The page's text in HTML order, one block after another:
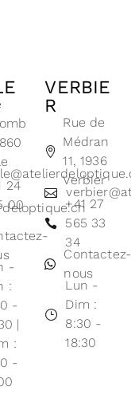
24
00
-
:
-
|
:
-
VERBIE
R
Rue de
Médran
11, 1936
Verbier
+41 27
565 33
34
Contactez-
nous
Lun -
Dim :
8:30 -
18:30